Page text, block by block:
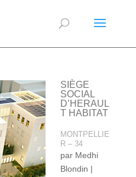
SIÈGE
SOCIAL
D’HERAUL
T HABITAT
MONTPELLIE
R – 34
par Medhi
Blondin |